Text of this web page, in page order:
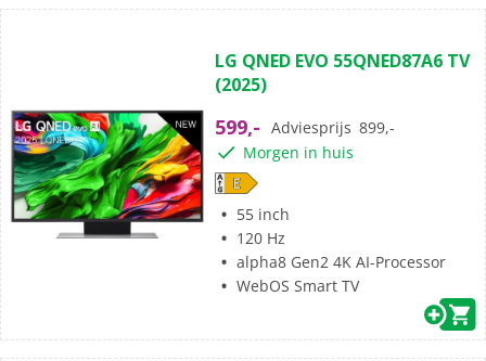
van
de
sterren.
7
beoordelingen
LG QNED EVO 55QNED87A6 TV
(2025)
599,- Adviesprijs 899,-
Morgen in huis
55 inch
120 Hz
alpha8 Gen2 4K AI-Processor
WebOS Smart TV